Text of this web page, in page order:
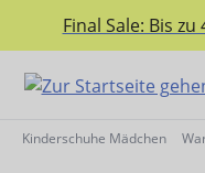
springen
Final Sale: Bis
Kinderschuhe Mädchen